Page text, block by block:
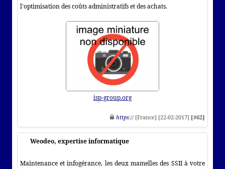
l'optimisation des coûts administratifs et des achats.
isp-group.org
https:// [France] [22-02-2017] [#62]
Weodeo, expertise informatique
Maintenance et infogérance, les deux mamelles des SSII à votre